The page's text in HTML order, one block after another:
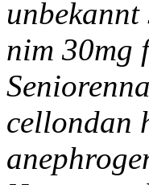
unbekannt
nim 30mg
cellondan